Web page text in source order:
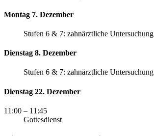
Montag 7. Dezember
Stufen 6 & 7: zahnärztliche Untersuchung
Dienstag 8. Dezember
Stufen 6 & 7: zahnärztliche Untersuchung
Dienstag 22. Dezember
11:00 – 11:45
Gottesdienst